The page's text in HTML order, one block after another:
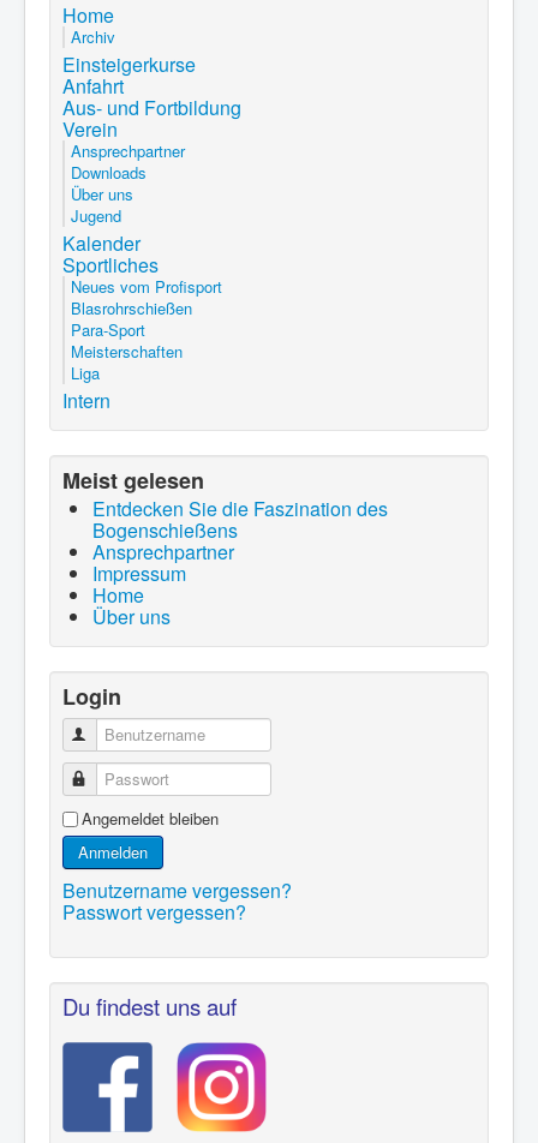
Home
Archiv
Einsteigerkurse
Anfahrt
Aus- und Fortbildung
Verein
Ansprechpartner
Downloads
Über uns
Jugend
Kalender
Sportliches
Neues vom Profisport
Blasrohrschießen
Para-Sport
Meisterschaften
Liga
Intern
Meist gelesen
Entdecken Sie die Faszination des
Bogenschießens
Ansprechpartner
Impressum
Home
Über uns
Login
Benutzername
Passwort
Angemeldet bleiben
Anmelden
Benutzername vergessen?
Passwort vergessen?
Du findest uns auf